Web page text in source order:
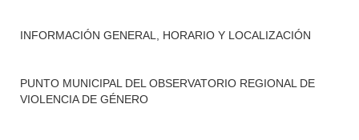
INFORMACIÓN GENERAL, HORARIO Y LOCALIZACIÓN
PUNTO MUNICIPAL DEL OBSERVATORIO REGIONAL DE
VIOLENCIA DE GÉNERO